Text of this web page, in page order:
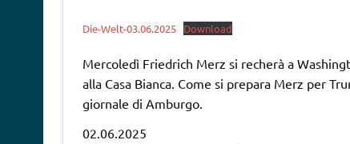
Die-Welt-03.06.2025 Download
Mercoledì Friedrich Merz si recherà a
alla Casa Bianca. Come si prepara Merz per
giornale di Amburgo.
02.06.2025